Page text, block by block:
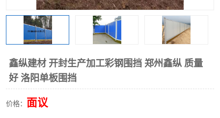
鑫纵建材 开封生产加工彩钢围挡 郑州鑫纵 质量
好 洛阳单板围挡
价格： 面议